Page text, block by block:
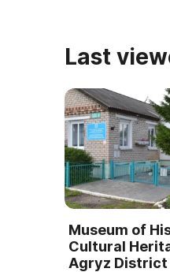
Last
Museum of
Cultural
Agryz District